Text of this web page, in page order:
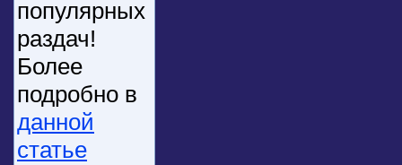
популярных
раздач!
Более
подробно в
данной
статье